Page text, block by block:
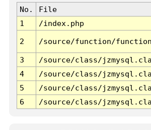
No. File
1
/index.php
2 /source/function/
3 /source/class/
4
/source/class/
5
/source/class/
6
/source/class/